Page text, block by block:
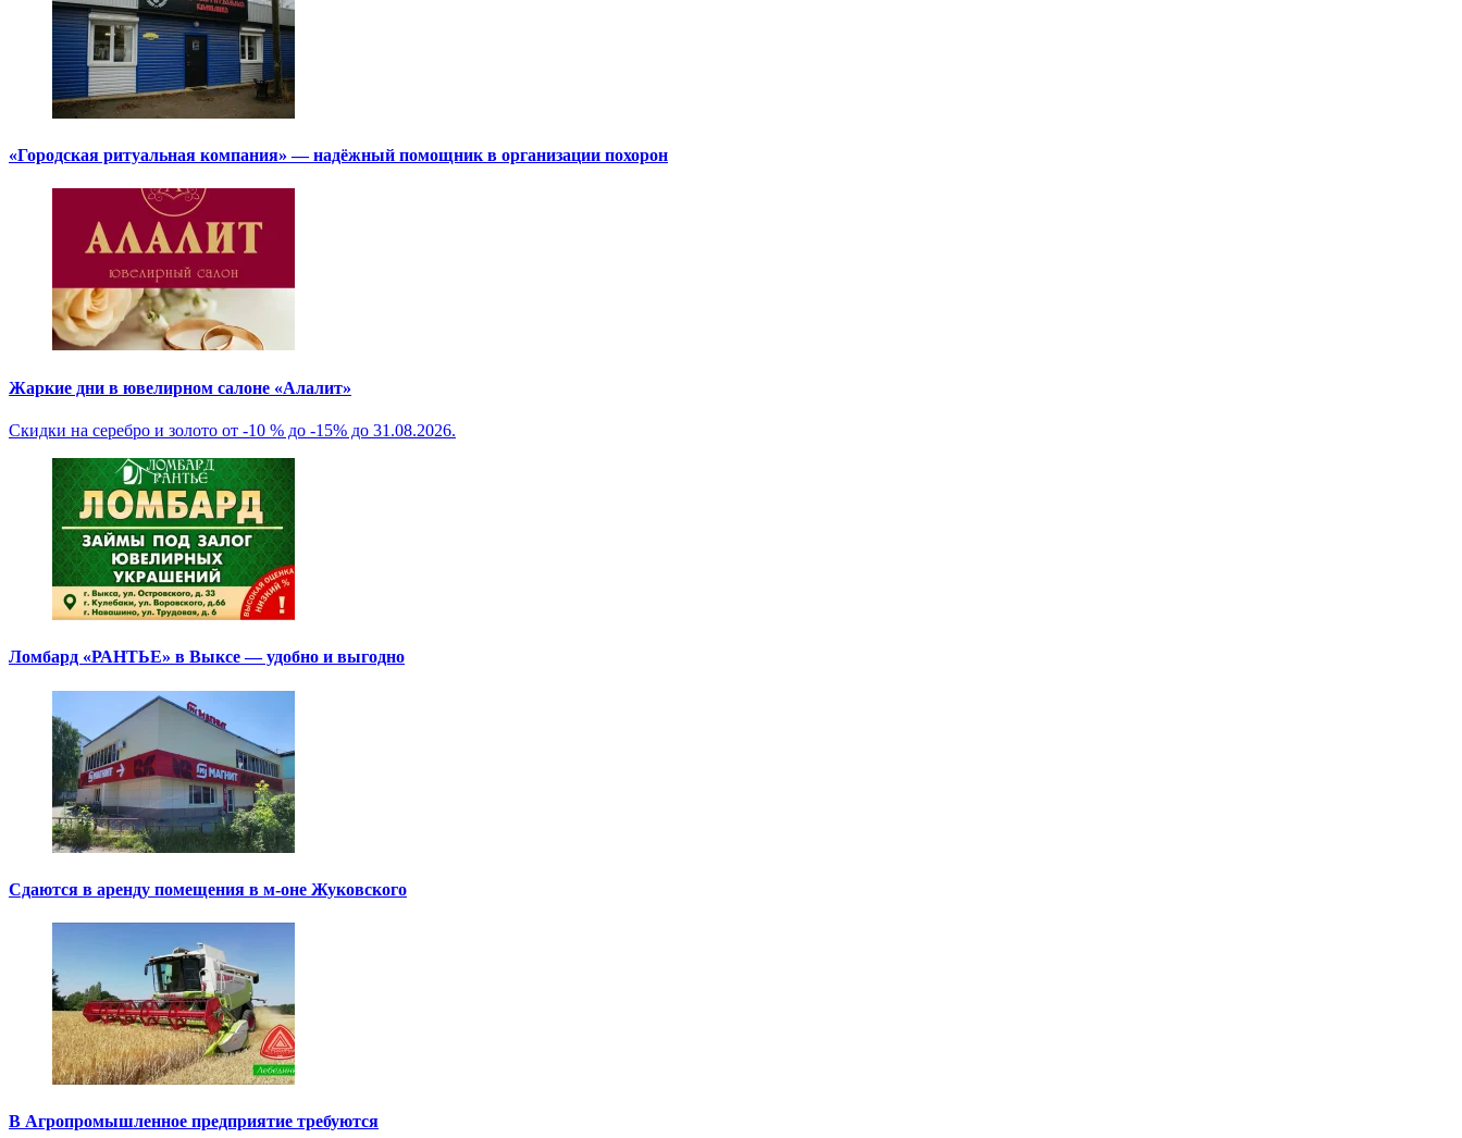
«Городская ритуальная компания» — надёжный помощник в организации похорон
Жаркие дни в ювелирном салоне «Алалит»
Скидки на серебро и золото от -10 % до -15% до 31.08.2026.
Ломбард «РАНТЬЕ» в Выксе — удобно и выгодно
Сдаются в аренду помещения в м-оне Жуковского
В Агропромышленное предприятие требуются